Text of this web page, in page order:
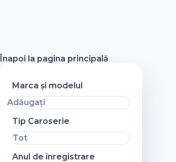
Înapoi la pagina principală
Marca și modelul
Adăugați
Tip Caroserie
Tot
Anul de înregistrare